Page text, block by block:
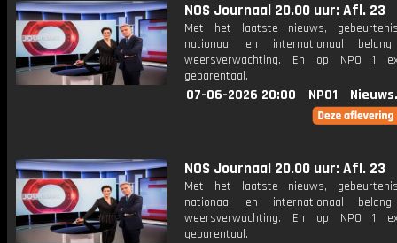
NOS Journaal 20.00 uur: Afl. 23
Met het laatste nieuws,
nationaal en internationaal
weersverwachting. En op NPO 1
gebarentaal.
07-06-2026 20:00 NPO1
NOS Journaal 20.00 uur: Afl. 23
Met het laatste nieuws,
nationaal en internationaal
weersverwachting. En op NPO 1
gebarentaal.